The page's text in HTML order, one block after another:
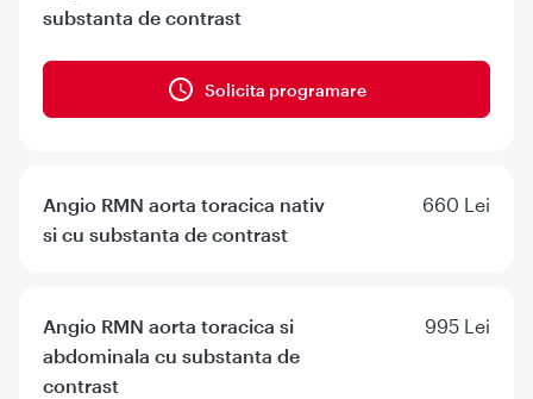
substanta de contrast
Solicita programare
Angio RMN aorta toracica nativ
si cu substanta de contrast
660 Lei
Angio RMN aorta toracica si
abdominala cu substanta de
contrast
995 Lei